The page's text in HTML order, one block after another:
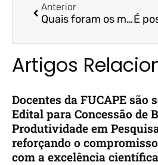
Anterior
Quais foram os melhores investimentos em 2023 e o que esperar para 2024 | Rádio CBN | Prof. Dr. Felipe Storch
Artigos
Docentes da FUCAPE são
Edital para Concessão de
Produtividade em
reforçando o
com a excelência científica